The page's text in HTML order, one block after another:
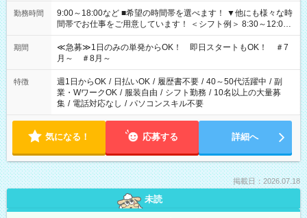
勤務時間
9:00～18:00など ■希望の時間帯を選べます！ ▼他にも様々な時
間帯でお仕事をご用意しています！ ＜シフト例＞ 8:30～12:00
17:00～22:00 13:00～22:00 22:00～翌6:00 など
期間
≪急募≫1日のみの単発からOK！ 即日スタートもOK！ ＃7
月～ ＃8月～
特徴 週1日からOK / 日払いOK / 履歴書不要 / 40～50代活躍中 / 副
業・WワークOK / 服装自由 / シフト勤務 / 10名以上の大量募
集 / 電話対応なし / パソコンスキル不要
気になる！ 応募する 詳細へ
掲載日：2026.07.18
未読